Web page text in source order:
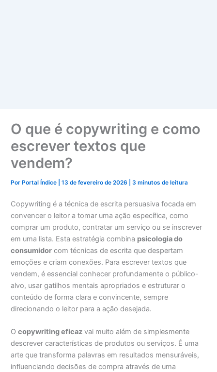
O que é copywriting e como
escrever textos que
vendem?
PorPortal Índice |13 de fevereiro de 2026 |3 minutos de leitura
Copywriting é a técnica de escrita persuasiva focada em
convencer o leitor a tomar uma ação específica, como
comprar um produto, contratar um serviço ou se inscrever
em uma lista. Esta estratégia combina psicologia do
consumidor com técnicas de escrita que despertam
emoções e criam conexões. Para escrever textos que
vendem, é essencial conhecer profundamente o público-
alvo, usar gatilhos mentais apropriados e estruturar o
conteúdo de forma clara e convincente, sempre
direcionando o leitor para a ação desejada.
Ocopywriting eficaz vai muito além de simplesmente
descrever características de produtos ou serviços. É uma
arte que transforma palavras em resultados mensuráveis,
influenciando decisões de compra através de uma